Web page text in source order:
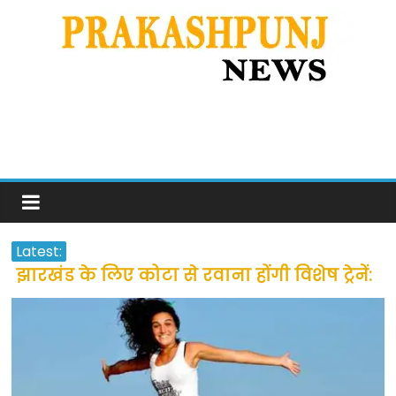
Latest:
झारखंड के लिए कोटा से रवाना होंगी विशेष ट्रेनें:
सीएम हेमंत सोरेन
उत्तराखंड के अन्य राज्यों में फंसे लोगों की जल्द
होगी घर वापसी
प्रवासियों व मजदूरों को दी गई छूट के बाद लोगो